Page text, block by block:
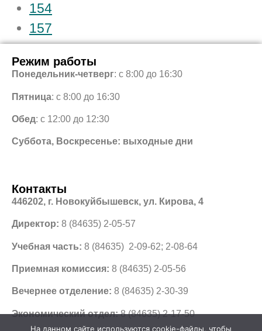
154
157
Режим работы
Понедельник-четверг: с 8:00 до 16:30
Пятница: с 8:00 до 16:30
Обед: с 12:00 до 12:30
Суббота, Воскресенье: выходные дни
Контакты
446202, г. Новокуйбышевск, ул. Кирова, 4
Директор: 8 (84635) 2-05-57
Учебная часть: 8 (84635) 2-09-62; 2-08-64
Приемная комиссия: 8 (84635) 2-05-56
Вечернее отделение: 8 (84635) 2-30-39
Экономический отдел:8 (84635) 2-17-50
На данном сайте используются cookie-файлы, чтобы